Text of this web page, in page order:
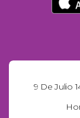
9 De Julio